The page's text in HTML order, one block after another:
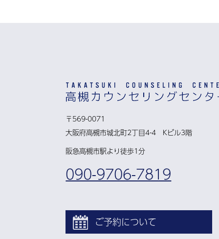
〒569-0071
大阪府高槻市城北町2丁目4-4 Kビル3階
阪急高槻市駅より徒歩1分
090-9706-7819
ご予約について